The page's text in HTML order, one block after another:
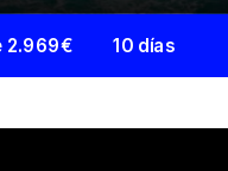
2.969€ 10 días